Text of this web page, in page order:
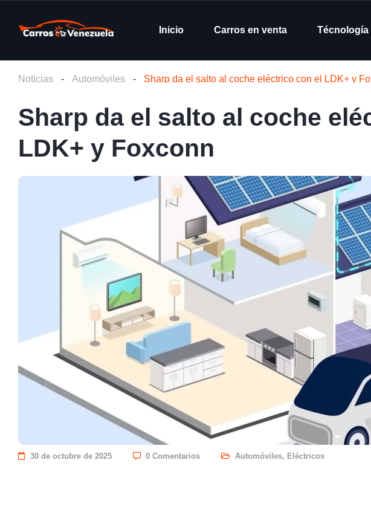
Inicio Carros en venta Técnología
Noticias - Automóviles - Sharp da el salto al coche eléctrico con el LDK+ y
Sharp da el salto al coche
LDK+ y Foxconn
30 de octubre de 2025 0 Comentarios Automóviles, Eléctricos